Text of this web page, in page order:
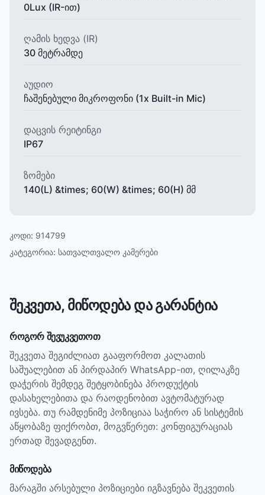
0Lux (IR-ით)
ღამის ხედვა (IR)
30 მეტრამდე
აუდიო
ჩაშენებული მიკროფონი (1x Built-in Mic)
დაცვის რეიტინგი
IP67
ზომები
140(L) &times; 60(W) &times; 60(H) მმ
კოდი: 914799
კატეგორია: სათვალთვალო კამერები
შეკვეთა, მიწოდება და გარანტია
როგორ შევუკვეთოთ
შეკვეთა შეგიძლიათ გააფორმოთ კალათის
საშუალებით ან პირდაპირ WhatsApp-ით, ღილაკზე
დაჭერის შემდეგ შეტყობინება პროდუქტის
დასახელებითა და რაოდენობით ავტომატურად
ივსება. თუ რამდენიმე პოზიციაა საჭირო ან სისტემის
აწყობაზე ფიქრობთ, მოგვწერეთ: კონფიგურაციას
ერთად შევადგენთ.
მიწოდება
მარაგში არსებული პოზიციები იგზავნება შეკვეთის